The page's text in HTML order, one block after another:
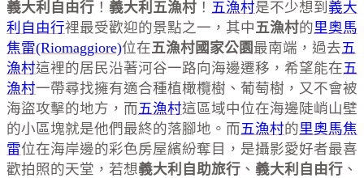
義大利自由行 ！ 義大利五漁村 ！ 五漁村是不少想到 義大
利自由行裡最受歡迎的景點之一，其中 五漁村的里奧馬
焦雷(Riomaggiore)位在五漁村國家公園 最南端，過去五
漁村這裡的居民沿著河谷一路向海邊遷移，希望能在五
漁村一帶尋找擁有適合種植橄欖樹、葡萄樹，又不會被
海盜攻擊的地方，而五漁村這區域中位在海邊陡峭山壁
的小區塊就是他們最終的落腳地。而五漁村的里奧馬焦
雷位在海岸邊的彩色房屋繽紛奪目，是攝影愛好者最喜
歡拍照的天堂，若想義大利自助旅行 、 義大利自由行 、